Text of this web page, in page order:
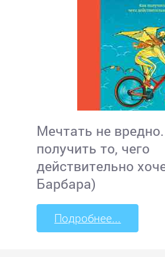
Мечтать не
получить то, чего
действительно
Барбара)
Подробнее...